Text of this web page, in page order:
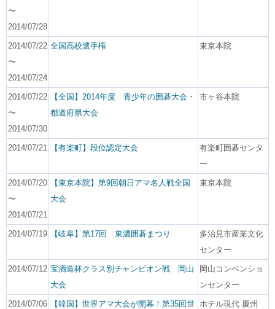
〜
2014/07/28
2014/07/22
〜
2014/07/24
全国高校選手権 東京本院
2014/07/22
〜
2014/07/30
【全国】2014年度 青少年の囲碁大会・
都道府県大会
市ヶ谷本院
2014/07/21 【有楽町】段位認定大会
有楽町囲碁センタ
ー
2014/07/20
〜
2014/07/21
【東京本院】第9回朝日アマ名人戦全国
大会
東京本院
2014/07/19 【岐阜】第17回 東濃囲碁まつり
多治見市産業文化
センター
2014/07/12 宝酒造杯クラス別チャンピオン戦 岡山
大会
岡山コンベンショ
ンセンター
2014/07/06
【韓国】世界アマ大会が開幕！第35回世 ホテル現代 慶州